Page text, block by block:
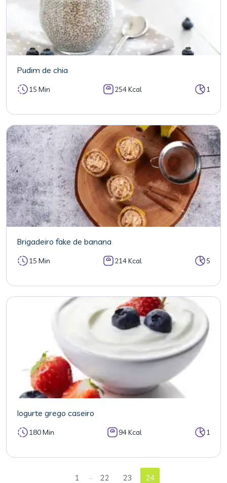
Pudim de chia
15 Min 254 Kcal 1
Brigadeiro fake de banana
15 Min 214 Kcal 5
Iogurte grego caseiro
180 Min 94 Kcal 1
1 ... 22 23 24